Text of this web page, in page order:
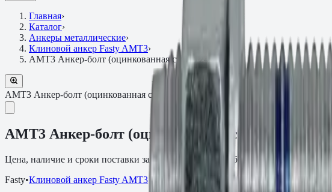
Главная›
Каталог›
Анкеры металлические›
Клиновой анкер Fasty AMT3›
АМТ3 Анкер-болт (оцинкованная сталь) 24х235
АМТ3 Анкер-болт (оцинкованная сталь) Артикул: LLAP24235
АМТ3 Анкер-болт (оцинкованная сталь) 24х235
Цена, наличие и сроки поставки зависят от артикула, объёма и текущей партии.
Fasty•Клиновой анкер Fasty AMT3